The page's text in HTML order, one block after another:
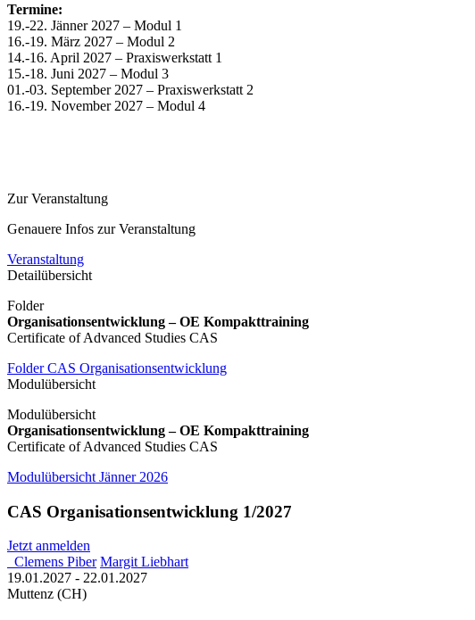
Termine:
19.-22. Jänner 2027 – Modul 1
16.-19. März 2027 – Modul 2
14.-16. April 2027 – Praxiswerkstatt 1
15.-18. Juni 2027 – Modul 3
01.-03. September 2027 – Praxiswerkstatt 2
16.-19. November 2027 – Modul 4
Zur Veranstaltung
Genauere Infos zur Veranstaltung
Veranstaltung
Detailübersicht
Folder
Organisationsentwicklung – OE Kompakttraining
Certificate of Advanced Studies CAS
Folder CAS Organisationsentwicklung
Modulübersicht
Modulübersicht
Organisationsentwicklung – OE Kompakttraining
Certificate of Advanced Studies CAS
Modulübersicht Jänner 2026
CAS Organisationsentwicklung 1/2027
Jetzt anmelden
Clemens Piber Margit Liebhart
19.01.2027 - 22.01.2027
Muttenz (CH)